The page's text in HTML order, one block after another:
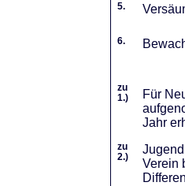
5.
6.
zu
1.)
Für
Jahr
zu
2.)
Verein